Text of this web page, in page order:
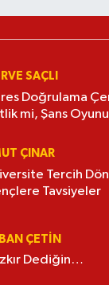
SAÇLI
Doğrulama
mi, Şans
ÇINAR
Tercih
Tavsiyeler
ÇETIN
Dediğin…